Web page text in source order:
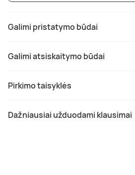
Galimi pristatymo būdai
Galimi atsiskaitymo būdai
Pirkimo taisyklės
Dažniausiai užduodami klausimai